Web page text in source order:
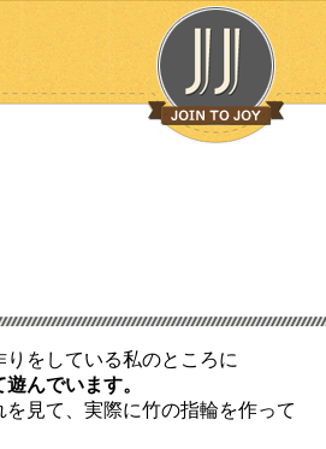
をしている私のところに
んでいます。
見て、実際に竹の指輪を作って